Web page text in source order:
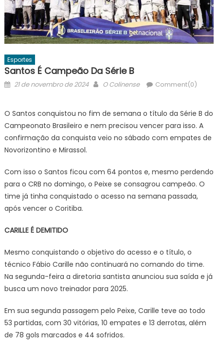
Esportes
Santos É Campeão Da Série B
Posted
21 de novembro de 2024 Author
O Colinense Comment(0)
O Santos conquistou no fim de semana o título da Série B do
Campeonato Brasileiro e nem precisou vencer para isso. A
confirmação da conquista veio no sábado com empates de
Novorizontino e Mirassol.
Com isso o Santos ficou com 64 pontos e, mesmo perdendo
para o CRB no domingo, o Peixe se consagrou campeão. O
time já tinha conquistado o acesso na semana passada,
após vencer o Coritiba.
CARILLE É DEMITIDO
Mesmo conquistando o objetivo do acesso e o título, o
técnico Fábio Carille não continuará no comando do time.
Na segunda-feira a diretoria santista anunciou sua saída e já
busca um novo treinador para 2025.
Em sua segunda passagem pelo Peixe, Carille teve ao todo
53 partidas, com 30 vitórias, 10 empates e 13 derrotas, além
de 78 gols marcados e 44 sofridos.